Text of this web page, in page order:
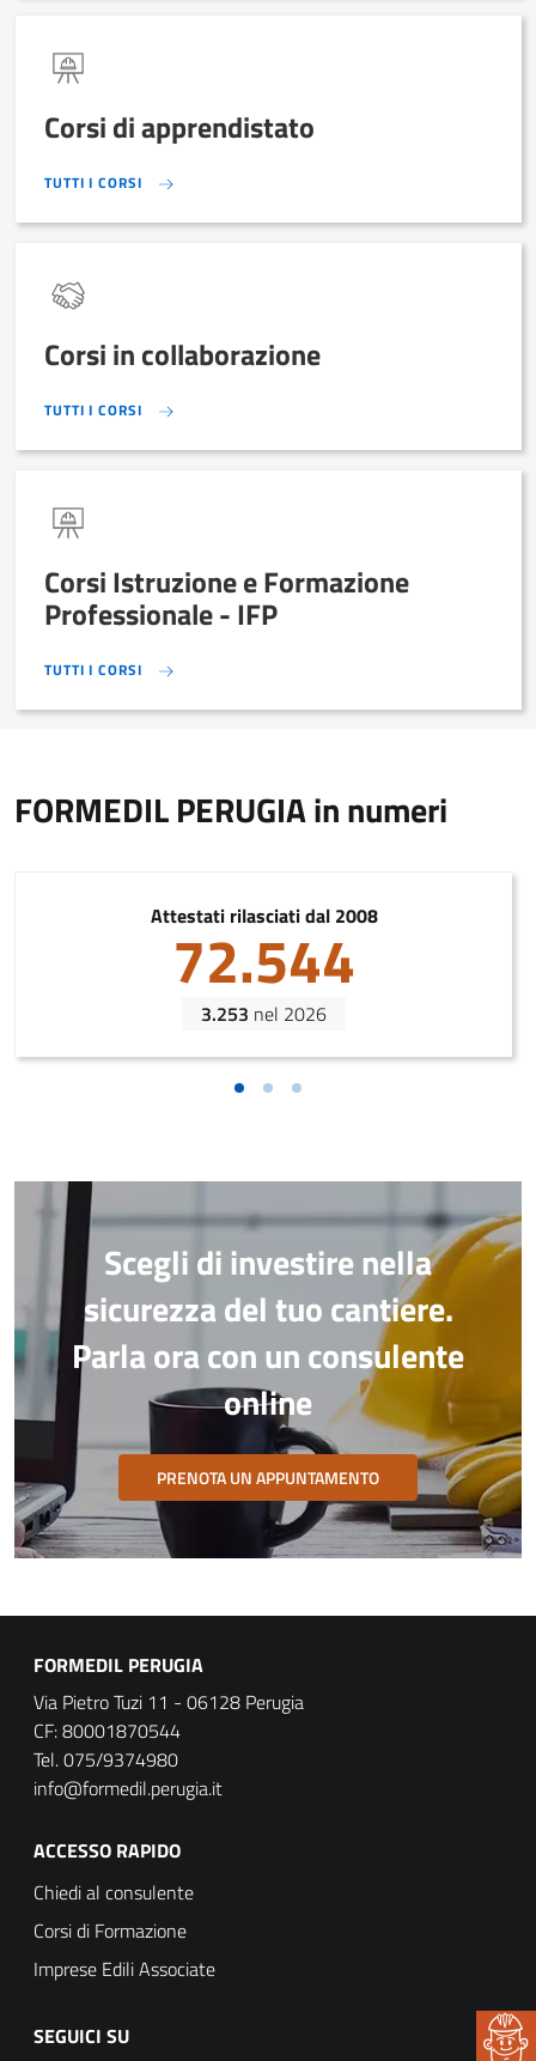
Corsi di apprendistato
TUTTI I CORSI TUTTI I CORSI
Corsi in collaborazione
TUTTI I CORSI TUTTI I CORSI
Corsi Istruzione e Formazione
Professionale - IFP
TUTTI I CORSI TUTTI I CORSI
FORMEDIL PERUGIA in numeri
Attestati rilasciati dal 2008
72.544
3.253 nel 2026
Scegli di investire nella
sicurezza del tuo cantiere.
Parla ora con un consulente
online
PRENOTA UN APPUNTAMENTO
FORMEDIL PERUGIA
Via Pietro Tuzi 11 - 06128 Perugia
CF: 80001870544
Tel. 075/9374980
info@formedil.perugia.it
ACCESSO RAPIDO
Chiedi al consulente
Corsi di Formazione
Imprese Edili Associate
SEGUICI SU